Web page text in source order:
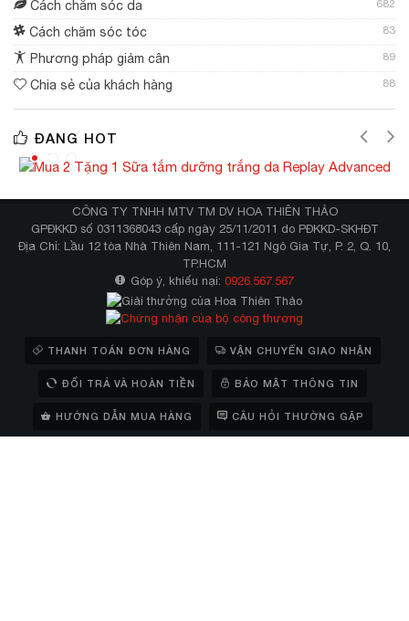
Cách chăm sóc da 682
Cách chăm sóc tóc 83
Phương pháp giảm cân 89
Chia sẻ của khách hàng 88
ĐANG HOT
CÔNG TY TNHH MTV TM DV HOA THIÊN THẢO
GPĐKKD số 0311368043 cấp ngày 25/11/2011 do PĐKKD-SKHĐT
Địa Chỉ: Lầu 12 tòa Nhà Thiên Nam, 111-121 Ngô Gia Tự, P. 2, Q. 10,
TP.HCM
Góp ý, khiếu nại: 0926.567.567
THANH TOÁN ĐƠN HÀNG VẬN CHUYỂN GIAO NHẬN
ĐỔI TRẢ VÀ HOÀN TIỀN BẢO MẬT THÔNG TIN
HƯỚNG DẪN MUA HÀNG CÂU HỎI THƯỜNG GẶP